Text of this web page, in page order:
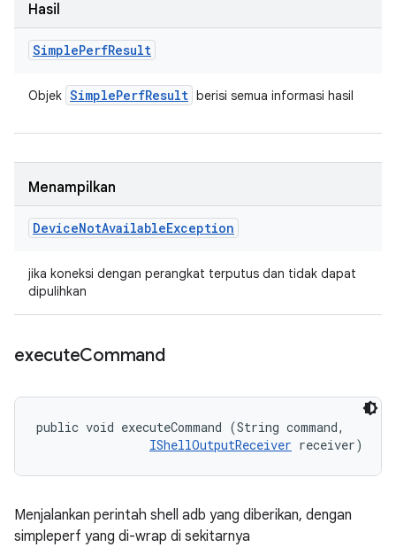
Hasil
SimplePerfResult
Objek SimplePerfResult berisi semua informasi hasil
Menampilkan
DeviceNotAvailableException
jika koneksi dengan perangkat terputus dan tidak dapat
dipulihkan
executeCommand
public void executeCommand (String command,
IShellOutputReceiver receiver)
Menjalankan perintah shell adb yang diberikan, dengan
simpleperf yang di-wrap di sekitarnya